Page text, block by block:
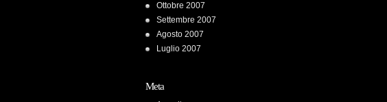
Ottobre 2007
Settembre 2007
Agosto 2007
Luglio 2007
Meta